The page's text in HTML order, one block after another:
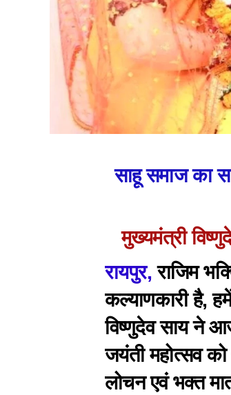
साहू समाज का
मुख्यमंत्री
रायपुर,राजिम
कल्याणकारी है,
विष्णुदेव साय ने
जयंती महोत्सव
लोचन एवं भक्त